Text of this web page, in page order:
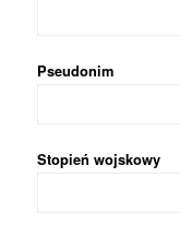
Pseudonim
Stopień wojskowy